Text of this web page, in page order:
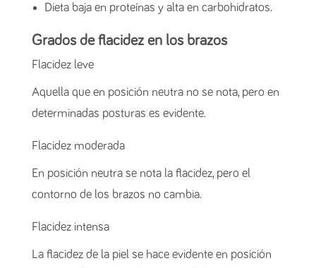
Dieta baja en proteínas y alta en carbohidratos.
Grados de flacidez en los brazos
Flacidez leve
Aquella que en posición neutra no se nota, pero en
determinadas posturas es evidente.
Flacidez moderada
En posición neutra se nota la flacidez, pero el
contorno de los brazos no cambia.
Flacidez intensa
La flacidez de la piel se hace evidente en posición